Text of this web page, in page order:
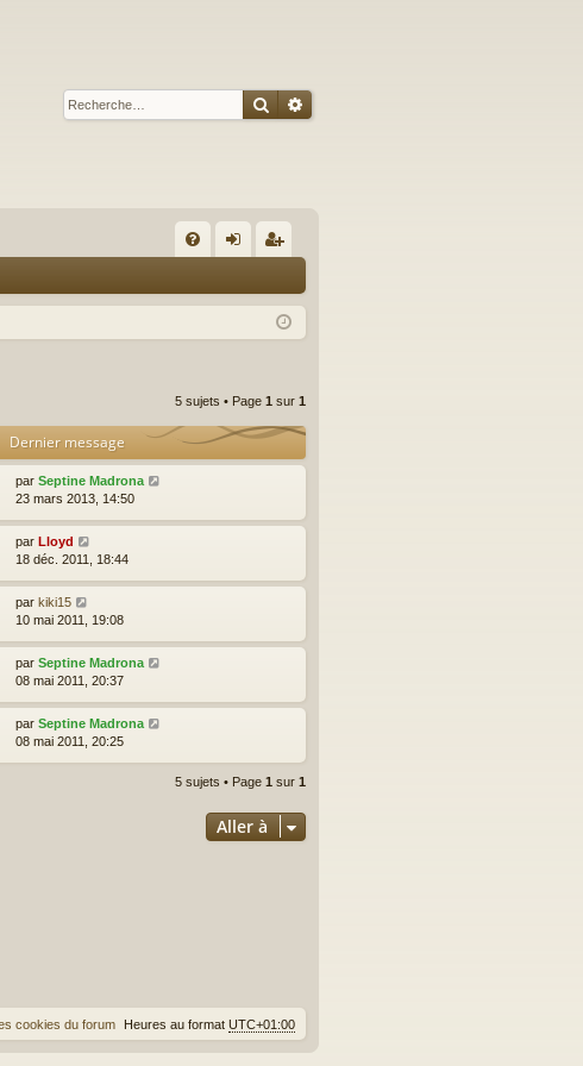
Rechercher
Recherche avancée
Q ne nr
5 sujets • Page 1 sur 1
Dernier message
par Septine Madrona
23 mars 2013, 14:50
par Lloyd
18 déc. 2011, 18:44
par kiki15
10 mai 2011, 19:08
par Septine Madrona
08 mai 2011, 20:37
par Septine Madrona
08 mai 2011, 20:25
5 sujets • Page 1 sur 1
Aller à
Heures au format UTC+01:00
cookies du forum